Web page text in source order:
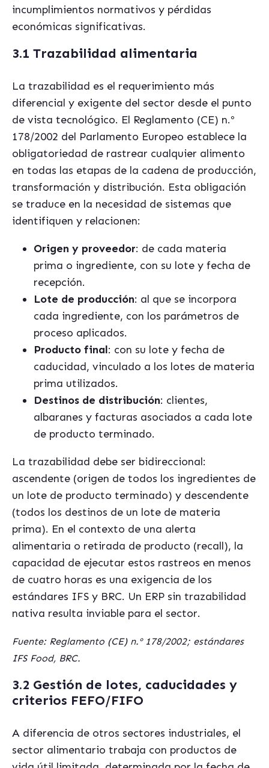
incumplimientos normativos y pérdidas
económicas significativas.
3.1 Trazabilidad alimentaria
La trazabilidad es el requerimiento más
diferencial y exigente del sector desde el punto
de vista tecnológico. El Reglamento (CE) n.º
178/2002 del Parlamento Europeo establece la
obligatoriedad de rastrear cualquier alimento
en todas las etapas de la cadena de producción,
transformación y distribución. Esta obligación
se traduce en la necesidad de sistemas que
identifiquen y relacionen:
Origen y proveedor: de cada materia
prima o ingrediente, con su lote y fecha de
recepción.
Lote de producción: al que se incorpora
cada ingrediente, con los parámetros de
proceso aplicados.
Producto final: con su lote y fecha de
caducidad, vinculado a los lotes de materia
prima utilizados.
Destinos de distribución: clientes,
albaranes y facturas asociados a cada lote
de producto terminado.
La trazabilidad debe ser bidireccional:
ascendente (origen de todos los ingredientes de
un lote de producto terminado) y descendente
(todos los destinos de un lote de materia
prima). En el contexto de una alerta
alimentaria o retirada de producto (recall), la
capacidad de ejecutar estos rastreos en menos
de cuatro horas es una exigencia de los
estándares IFS y BRC. Un ERP sin trazabilidad
nativa resulta inviable para el sector.
Fuente: Reglamento (CE) n.º 178/2002; estándares
IFS Food, BRC.
3.2 Gestión de lotes, caducidades y
criterios FEFO/FIFO
A diferencia de otros sectores industriales, el
sector alimentario trabaja con productos de